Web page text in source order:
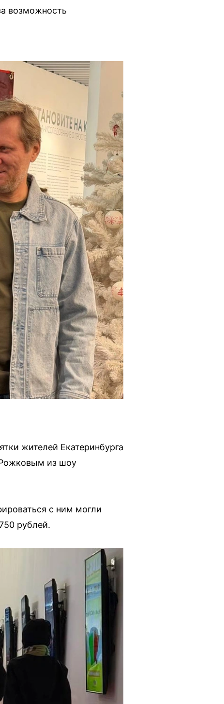
возможность
жителей Екатеринбурга
Рожковым из шоу
с ним могли
рублей.